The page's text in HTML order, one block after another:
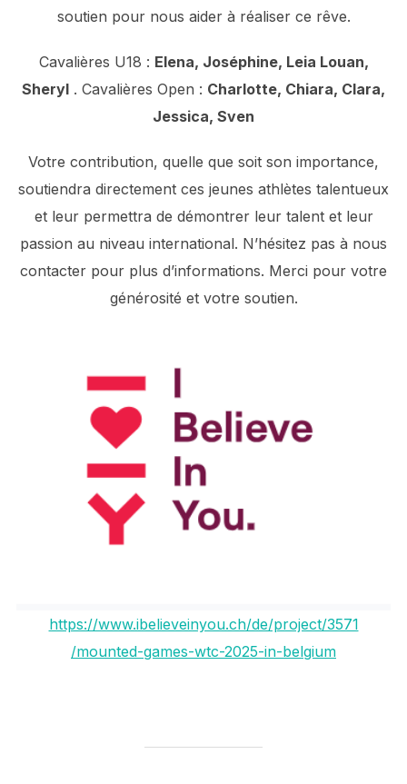
soutien pour nous aider à réaliser ce rêve.
Cavalières U18 : Elena, Joséphine, Leia Louan,
Sheryl . Cavalières Open : Charlotte, Chiara, Clara,
Jessica, Sven
Votre contribution, quelle que soit son importance,
soutiendra directement ces jeunes athlètes talentueux
et leur permettra de démontrer leur talent et leur
passion au niveau international. N’hésitez pas à nous
contacter pour plus d’informations. Merci pour votre
générosité et votre soutien.
https://www.ibelieveinyou.ch/de/project/3571
/mounted-games-wtc-2025-in-belgium